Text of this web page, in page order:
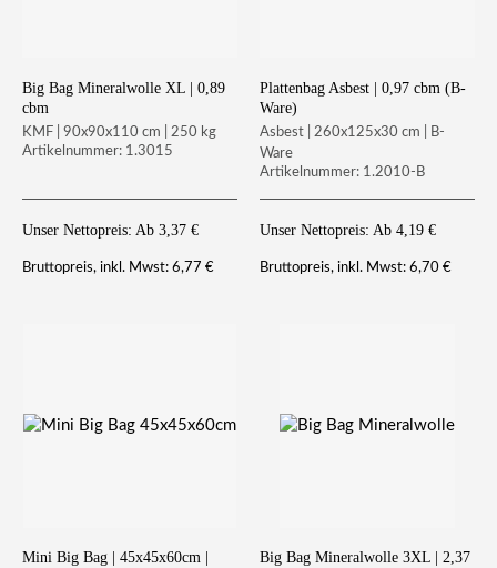
Big Bag Mineralwolle XL | 0,89
cbm
KMF | 90x90x110 cm | 250 kg
Artikelnummer: 1.3015
Unser Nettopreis: Ab 3,37 €
Bruttopreis, inkl. Mwst: 6,77€
Plattenbag Asbest | 0,97 cbm (B-
Ware)
Asbest | 260x125x30 cm | B-
Ware
Artikelnummer: 1.2010-B
Unser Nettopreis: Ab 4,19 €
Bruttopreis, inkl. Mwst: 6,70€
Mini Big Bag | 45x45x60cm |
Big Bag Mineralwolle 3XL | 2,37